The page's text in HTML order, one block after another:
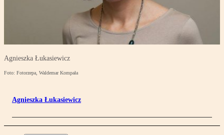
Agnieszka Łukasiewicz
Foto: Fotorzepa, Waldemar Kompała
Agnieszka Łukasiewicz